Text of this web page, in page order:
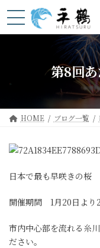
ン
プ
ビ
動
第8回
HOME ブログ一覧
日本で最も早咲きの桜
開催期間 1月20日より
市内中心部を流れる糸
ださい。